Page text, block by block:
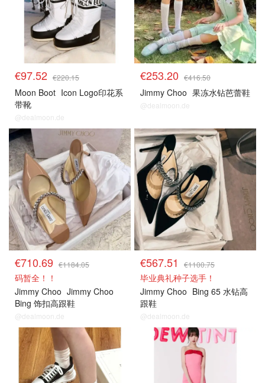
€97.52 €220.15
Moon Boot Icon Logo印花系
带靴
@dealmoon.de
€253.20 €416.50
Jimmy Choo 果冻水钻芭蕾鞋
@dealmoon.de
€710.69 €1184.05
码暂全！！
Jimmy Choo Jimmy Choo
Bing 饰扣高跟鞋
@dealmoon.de
€567.51 €1100.75
毕业典礼种子选手！
Jimmy Choo Bing 65 水钻高
跟鞋
@dealmoon.de